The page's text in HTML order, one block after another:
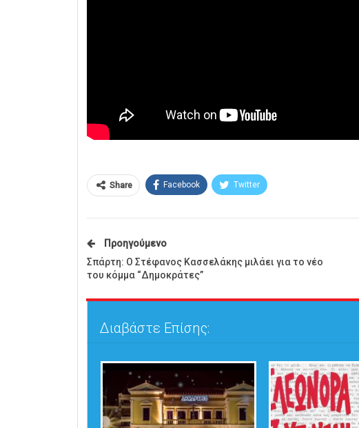
Share Facebook Twitter
Προηγούμενο
Σπάρτη: Ο Στέφανος Κασσελάκης μιλάει για το νέο
του κόμμα “Δημοκράτες”
Διαβάστε Επίσης: